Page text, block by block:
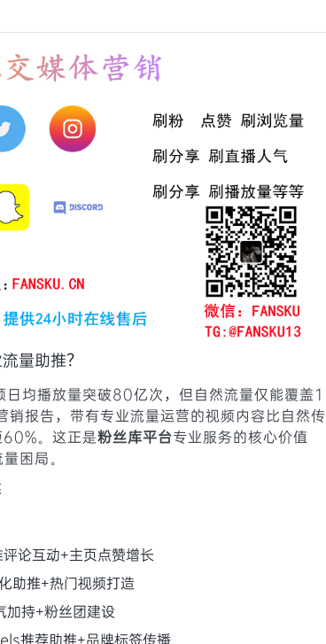
量助推？
均播放量突破80亿次，但自然流量仅能覆盖1
报告，带有专业流量运营的视频内容比自然传
。这正是粉丝库平台专业服务的核心价值
困局。
论互动+主页点赞增长
助推+热门视频打造
加持+粉丝团建设
推荐助推+品牌标签传播